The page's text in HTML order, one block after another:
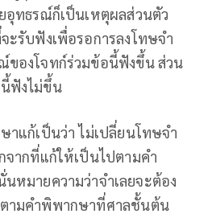
อุทธรณ์ก็เป็นเหตุผลส่วนตัว
ะรับฟังเพื่อรอการลงโทษจำ
ของโจทก์ร่วมข้อนี้ฟังขึ้น ส่วน
ฟังไม่ขึ้น
แก้เป็นว่า ไม่เปลี่ยนโทษจำ
ากที่แก้ให้เป็นไปตามคำ
หมายความว่าจำเลยจะต้อง
ามคำพิพากษาที่ศาลชั้นต้น